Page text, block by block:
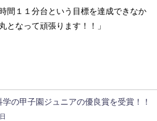
１１分台という目標を達成できなか
となって頑張ります！！」
学の甲子園ジュニアの優良賞を受賞！！